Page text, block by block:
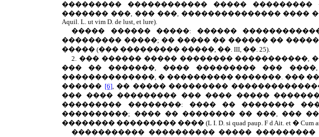
��������� ������������ �����
������� ���, ��� ���, ��������������� ����
Aquil. L. ut vim D. de lust, et lure).
����� ������ �����: ������
��������� �����; �� ����� �� ������ ��
����� (��� ��������� �����, ��.III, ��. 25).
2. ��� ������ ����� �������� �����������,
��� �� �������, ���� ��������� ���
��������������, � ���������� �������. ���
������ [6], �� ����� ���������
��� ���� ��������� ��� ���� �����
��������� ��������: ���� �� ��������
����������; ���� �� �������� �� ���, ���
�������� ��������� ���� (L I.D.si quad paup.F d Ait. et � Cum
����������� ���������� �����